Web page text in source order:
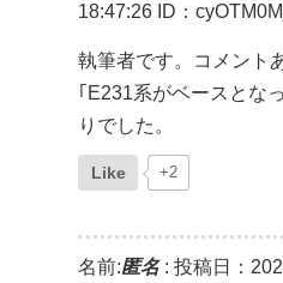
18:47:26 ID：
執筆者です。コメント
｢E231系がベースとな
りでした。
Like +2
名前:匿名: 投稿日：